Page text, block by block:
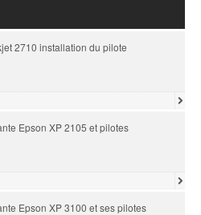
2710 installation du pilote
Epson XP 2105 et pilotes
Epson XP 3100 et ses pilotes